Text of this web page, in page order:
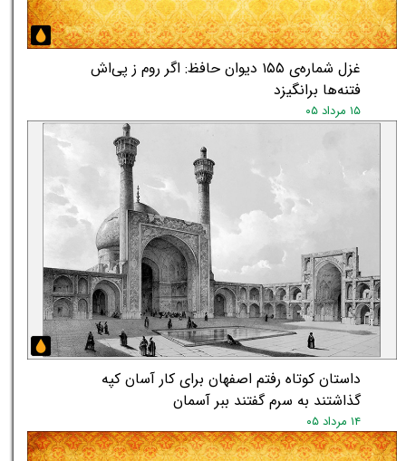
غزل شماره‌ی ۱۵۵ دیوان حافظ: اگر روم ز پی‌اش
فتنه‌ها برانگیزد
۱۵ مرداد ۰۵
داستان کوتاه رفتم اصفهان برای کار آسان کپه
گذاشتند به سرم گفتند ببر آسمان
۱۴ مرداد ۰۵